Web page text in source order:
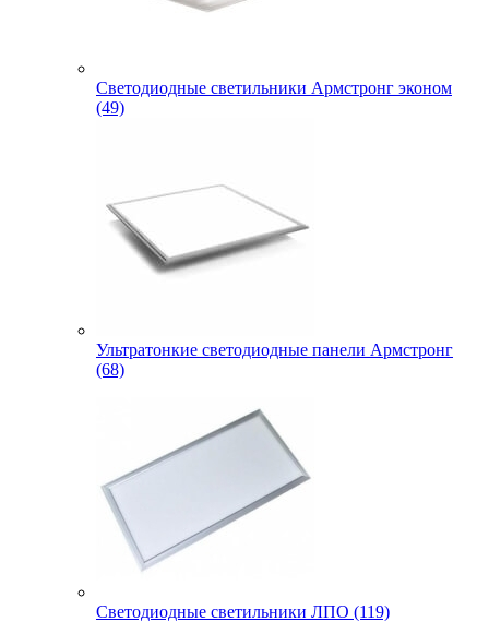
Светодиодные светильники Армстронг эконом
(49)
Ультратонкие светодиодные панели Армстронг
(68)
Светодиодные светильники ЛПО (119)